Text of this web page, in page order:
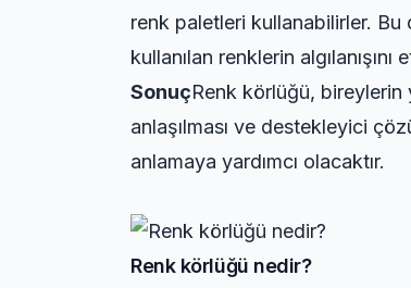
renk paletleri kullanabilirler. Bu
kullanılan renklerin
SonuçRenk körlüğü, bireylerin
anlaşılması ve destekleyici
anlamaya yardımcı olacaktır.
Renk körlüğü nedir?